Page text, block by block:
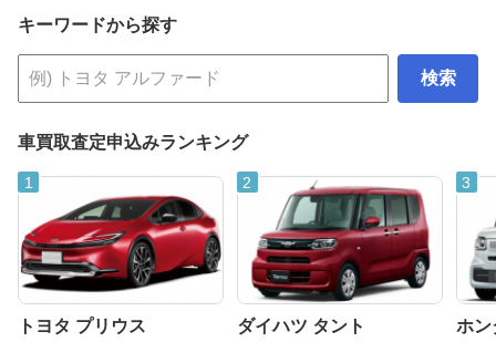
キーワードから探す
検索
車買取査定申込みランキング
トヨタ プリウス ダイハツ タント ホン